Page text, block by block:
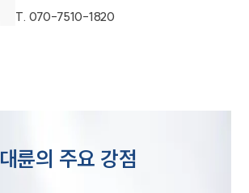
T. 070-7510-1820
대륜의 주요 강점